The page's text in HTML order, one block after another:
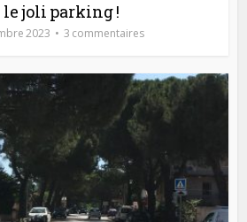
le joli parking !
2023 3 commentaires